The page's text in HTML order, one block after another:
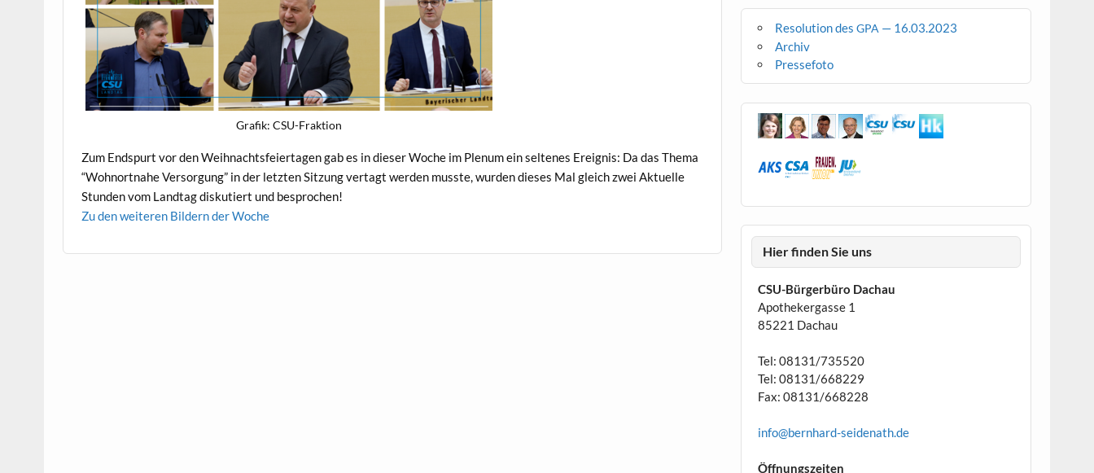
Grafik: CSU-Frak­tion
Zum End­spurt vor den Wei­h­nachts­feierta­gen gab es in dieser Woche im Plenum ein seltenes Ereig­nis: Da das The­ma
“Wohnort­na­he Ver­sorgung” in der let­zten Sitzung vertagt wer­den musste, wur­den dieses Mal gle­ich zwei Aktuelle
Stun­den vom Land­tag disku­tiert und besprochen!
Zu den weit­eren Bildern der Woche
Resolution desGPA — 16.03.2023
Archiv
Pressefoto
Hier finden Sie uns
CSU-Bürgerbüro Dachau
Apothekergasse 1
85221 Dachau
Tel: 08131/735520
Tel: 08131/668229
Fax: 08131/668228
info@bernhard-seidenath.de
Öffnungszeiten